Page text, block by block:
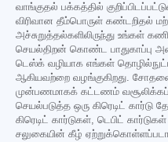
வாங்குதல் பக்கத்தில்
விரிவான தீம்பொருள் கண்டறிதல்
அச்சுறுத்தல்களிலிருந்து உங்கள்
செயல்திறன் கொண்ட பாதுகாப்பு
டெஸ்க் வழியாக எங்கள்
ஆகியவற்றை வழங்குகிறது.
முன்பணமாகக் கட்டணம்
செயல்படுத்த ஒரு கிரெடிட்
கிரெடிட் கார்டுகள், டெபிட்
சலுகையின் கீழ்